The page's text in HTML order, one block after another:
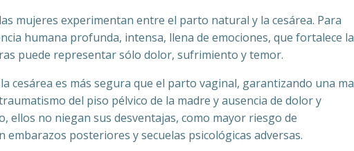
mujeres experimentan entre el parto natural y la cesárea. Para
humana profunda, intensa, llena de emociones, que fortalece la
puede representar sólo dolor, sufrimiento y temor.
cesárea es más segura que el parto vaginal, garantizando una
del piso pélvico de la madre y ausencia de dolor y
no niegan sus desventajas, como mayor riesgo de
posteriores y secuelas psicológicas adversas.